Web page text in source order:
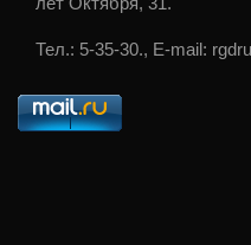
Тел.: 5-35-30., E-mail: